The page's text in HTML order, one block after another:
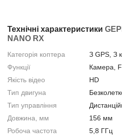
Технічні характеристики
NANO RX
Категорія коптера
З GPS, З
Функції
Камера,
Якість відео
HD
Тип двигуна
Тип управління
Довжина, мм
156 мм
Робоча частота
5,8 ГГц